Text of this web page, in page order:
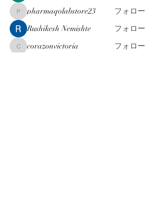
pharmaqolabstore23
pharmaqolabstore23
フォロー
Rushikesh Nemishte
フォロー
corazonvictoria
corazonvictoria
フォロー